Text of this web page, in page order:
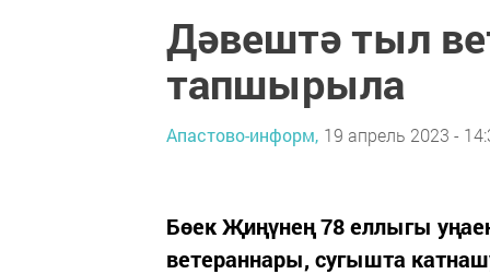
Дәвештә тыл
тапшырыла
Апастово-информ, 19 апрель 2023 -
Бөек Җиңүнең 78 еллыгы
ветераннары, сугышта